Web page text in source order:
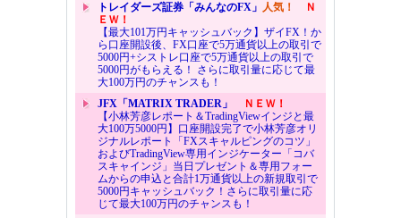
トレイダーズ証券「みんなのFX」 人気！
Ｎ
ＥＷ！
【最大101万円キャッシュバック】ザイFX！か
ら口座開設後、FX口座で5万通貨以上の取引で
5000円+シストレ口座で5万通貨以上の取引で
5000円がもらえる！ さらに取引量に応じて最
大100万円のチャンスも！
JFX「MATRIX TRADER」
ＮＥＷ！
【小林芳彦レポート＆TradingViewインジと最
大100万5000円】口座開設完了で小林芳彦オリ
ジナルレポート「FXスキャルピングのコツ」
およびTradingView専用インジケーター「コバ
スキャインジ」当日プレゼント＆専用フォー
ムからの申込と合計1万通貨以上の新規取引で
5000円キャッシュバック！さらに取引量に応
じて最大100万円のチャンスも！